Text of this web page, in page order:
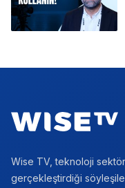
Wise TV, teknoloji
gerçekleştirdiği